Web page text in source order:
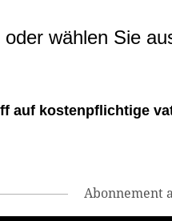
wählen Sie
auf kostenpflichtige
Abonnement